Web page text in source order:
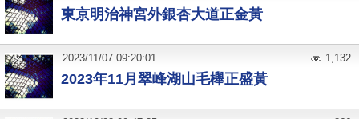
東京明治神宮外銀杏大道正金黃
2023年11月翠峰湖山毛櫸正盛黃
2023/11/07 09:20:01 1,132